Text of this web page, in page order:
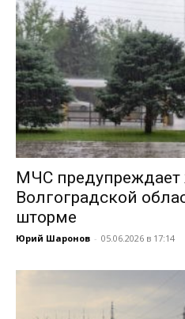
МЧС предупреждает
Волгоградской
шторме
Юрий Шаронов - 05.06.2026 в 17:14